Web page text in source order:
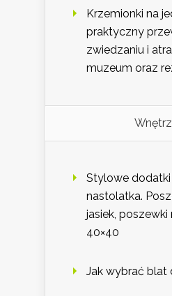
Krzemionki na
praktyczny
zwiedzaniu i
muzeum oraz
Stylowe
nastolatka.
jasiek, poszewki
40×40
Jak wybrać blat